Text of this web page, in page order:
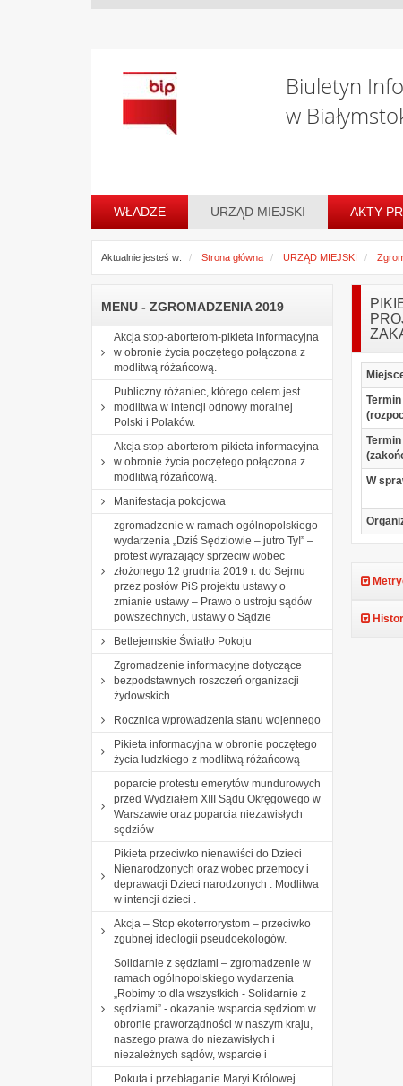
Biuletyn
w
WŁADZE URZĄD MIEJSKI AKTY
Aktualnie jesteś w: Strona główna URZĄD MIEJSKI
MENU - ZGROMADZENIA 2019
Akcja stop-aborterom-pikieta informacyjna
w obronie życia poczętego połączona z
modlitwą różańcową.
Publiczny różaniec, którego celem jest
modlitwa w intencji odnowy moralnej
Polski i Polaków.
Akcja stop-aborterom-pikieta informacyjna
w obronie życia poczętego połączona z
modlitwą różańcową.
Manifestacja pokojowa
zgromadzenie w ramach ogólnopolskiego
wydarzenia „Dziś Sędziowie – jutro Ty!” –
protest wyrażający sprzeciw wobec
złożonego 12 grudnia 2019 r. do Sejmu
przez posłów PiS projektu ustawy o
zmianie ustawy – Prawo o ustroju sądów
powszechnych, ustawy o Sądzie
Betlejemskie Światło Pokoju
Zgromadzenie informacyjne dotyczące
bezpodstawnych roszczeń organizacji
żydowskich
Rocznica wprowadzenia stanu wojennego
Pikieta informacyjna w obronie poczętego
życia ludzkiego z modlitwą różańcową
poparcie protestu emerytów mundurowych
przed Wydziałem XIII Sądu Okręgowego w
Warszawie oraz poparcia niezawisłych
sędziów
Pikieta przeciwko nienawiści do Dzieci
Nienarodzonych oraz wobec przemocy i
deprawacji Dzieci narodzonych . Modlitwa
w intencji dzieci .
Akcja – Stop ekoterrorystom – przeciwko
zgubnej ideologii pseudoekologów.
Solidarnie z sędziami – zgromadzenie w
ramach ogólnopolskiego wydarzenia
„Robimy to dla wszystkich - Solidarnie z
sędziami” - okazanie wsparcia sędziom w
obronie praworządności w naszym kraju,
naszego prawa do niezawisłych i
niezależnych sądów, wsparcie i
Pokuta i przebłaganie Maryi Królowej
W